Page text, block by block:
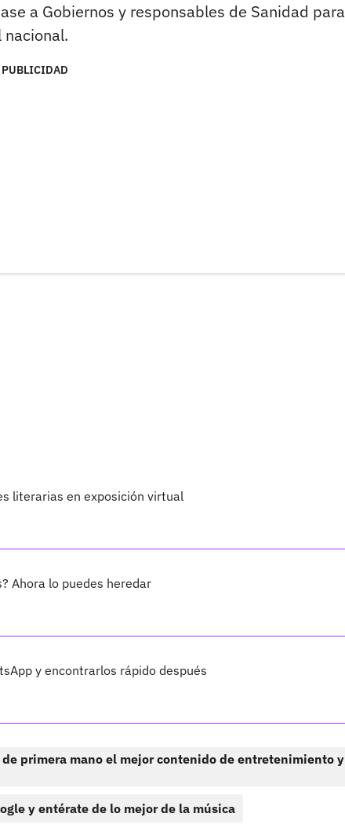
a Gobiernos y responsables de Sanidad para
PUBLICIDAD
literarias en exposición virtual
Ahora lo puedes heredar
y encontrarlos rápido después
primera mano el mejor contenido de entretenimiento y
y entérate de lo mejor de la música